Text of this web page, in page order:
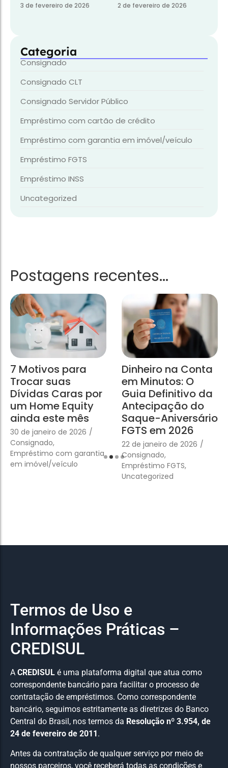
3 de fevereiro de 2026 2 de fevereiro de 2026
Categoria
Consignado
Consignado CLT
Consignado Servidor Público
Empréstimo com cartão de crédito
Empréstimo com garantia em imóvel/veículo
Empréstimo FGTS
Empréstimo INSS
Uncategorized
Postagens recentes...
7 Motivos para
Trocar suas
Dívidas Caras por
um Home Equity
ainda este mês
30 de janeiro de 2026 /
Consignado,
Empréstimo com garantia
em imóvel/veículo
Dinheiro na Conta
em Minutos: O
Guia Definitivo da
Antecipação do
Saque-Aniversário
FGTS em 2026
22 de janeiro de 2026 /
Consignado,
Empréstimo FGTS,
Uncategorized
Termos de Uso e
Informações Práticas –
CREDISUL
A CREDISUL é uma plataforma digital que atua como
correspondente bancário para facilitar o processo de
contratação de empréstimos. Como correspondente
bancário, seguimos estritamente as diretrizes do Banco
Central do Brasil, nos termos da Resolução nº 3.954, de
24 de fevereiro de 2011.
Antes da contratação de qualquer serviço por meio de
nossos parceiros, você receberá todas as condições e